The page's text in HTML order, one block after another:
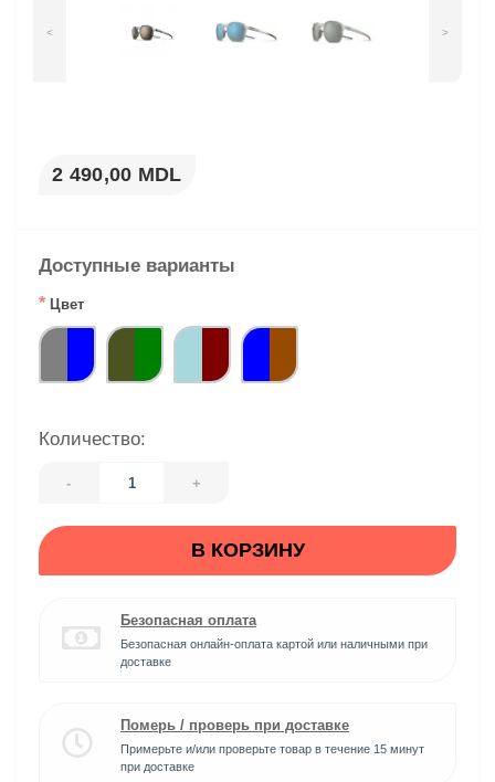
< >
2 490,00 MDL
Доступные варианты
* Цвет
Количество:
- +
В КОРЗИНУ
Безопасная оплата
Безопасная онлайн-оплата картой или наличными при
доставке
Померь / проверь при доставке
Примерьте и/или проверьте товар в течение 15 минут
при доставке